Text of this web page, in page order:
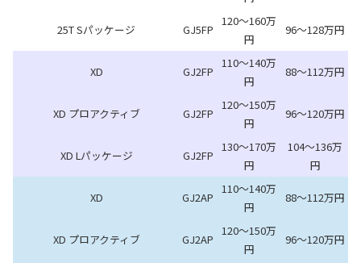
25T Sパッケージ GJ5FP
120～160万
円
96～128万円
XD GJ2FP
110～140万
円
88～112万円
XD プロアクティブ GJ2FP
120～150万
円
96～120万円
XD Lパッケージ GJ2FP
130～170万
円
104～136万
円
XD GJ2AP
110～140万
円
88～112万円
XD プロアクティブ GJ2AP
120～150万
円
96～120万円